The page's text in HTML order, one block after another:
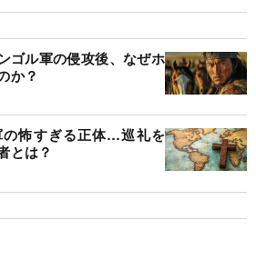
ゴル軍の侵攻後、なぜホ
か？
の怖すぎる正体…巡礼を
とは？